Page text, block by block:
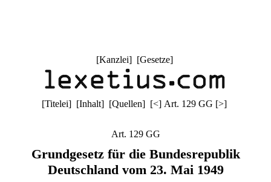
[Kanzlei] [Gesetze]
[Titelei] [Inhalt] [Quellen] [<] Art. 129 GG [>]
Art. 129 GG
Grundgesetz für die Bundesrepublik
Deutschland vom 23. Mai 1949